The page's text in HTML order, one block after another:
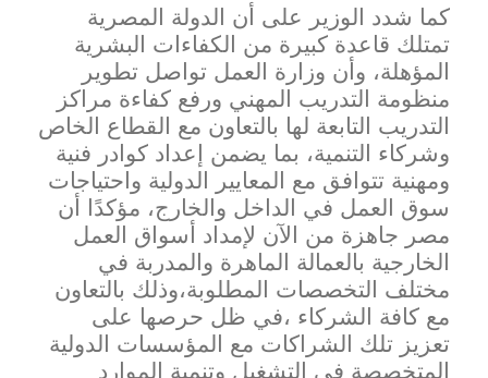
كما شدد الوزير على أن الدولة المصرية
تمتلك قاعدة كبيرة من الكفاءات البشرية
المؤهلة، وأن وزارة العمل تو اصل تطوير
منظومة التدريب المهني ورفع كفاءة مراكز
التدريب التابعة لها بالتعاون مع القطاع الخاص
وشركاء التنمية، بما يضمن إعداد كوادر فنية
ومهنية تتوافق مع المعايير الدولية واحتياجات
سوق العمل في الداخل والخارج، مؤكدًا أن
مصر جاهزة من الآن لإمداد أسواق العمل
الخارجية بالعمالة الماهرة والمدربة في
مختلف التخصصات المطلوبة،وذلك بالتعاون
مع كافة الشركاء ،في ظل حرصها على
تعزيز تلك الشراكات مع المؤسسات الدولية
المتخصصة في التشغيل وتنمية الموارد